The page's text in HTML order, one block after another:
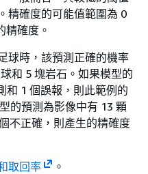
精確度的可能值範圍為 0
精確度。
球時，該預測正確的機率
和 5 塊岩石。如果模型的
和 1 個誤報，則此範例的
的預測為影像中有 13 顆
不正確，則產生的精確度
取回率 。